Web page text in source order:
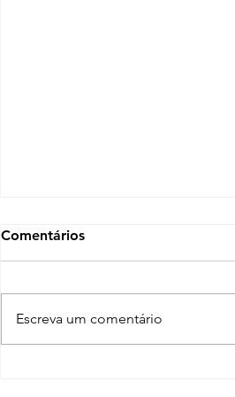
Comentários
Escreva um comentário